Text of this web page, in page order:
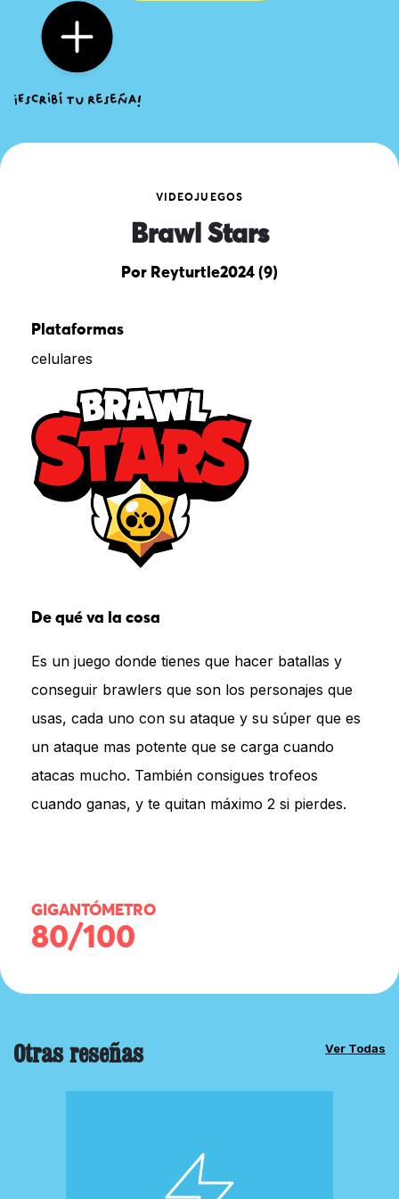
VIDEOJUEGOS
Brawl Stars
Por Reyturtle2024 (9)
Plataformas
celulares
De qué va la cosa
Es un juego donde tienes que hacer batallas y
conseguir brawlers que son los personajes que
usas, cada uno con su ataque y su súper que es
un ataque mas potente que se carga cuando
atacas mucho. También consigues trofeos
cuando ganas, y te quitan máximo 2 si pierdes.
GIGANTÓMETRO
80/100
Otras reseñas Ver Todas